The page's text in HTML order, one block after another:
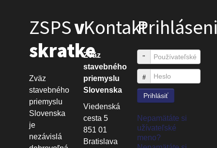
ZSPSv
skratke
Zväz
stavebného
priemyslu
Slovenska
je
nezávislá
Kontakt
Zväz
stavebného
priemyslu
Slovenska
Viedenská
cesta 5
851 01
Bratislava
Používateľské meno
Heslo
Prihlásiť
Nepamätáte si
užívateľské
meno?